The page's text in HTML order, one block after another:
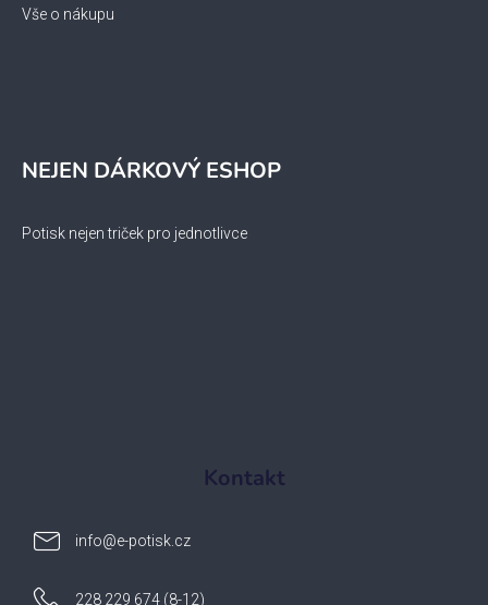
Vše o nákupu
NEJEN DÁRKOVÝ ESHOP
Potisk nejen triček pro jednotlivce
Kontakt
info@e-potisk.cz
228 229 674 (8-12)